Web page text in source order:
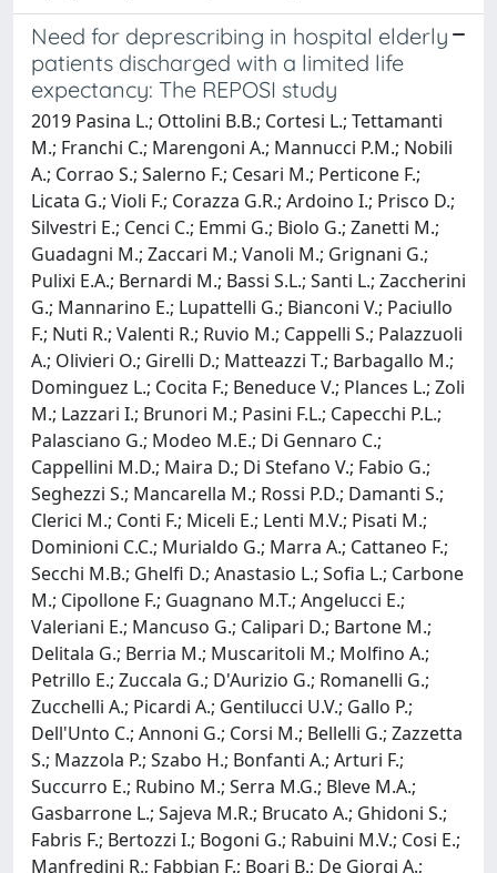
Need for deprescribing in hospital elderly
patients discharged with a limited life
expectancy: The REPOSI study
2019 Pasina L.; Ottolini B.B.; Cortesi L.; Tettamanti
M.; Franchi C.; Marengoni A.; Mannucci P.M.; Nobili
A.; Corrao S.; Salerno F.; Cesari M.; Perticone F.;
Licata G.; Violi F.; Corazza G.R.; Ardoino I.; Prisco D.;
Silvestri E.; Cenci C.; Emmi G.; Biolo G.; Zanetti M.;
Guadagni M.; Zaccari M.; Vanoli M.; Grignani G.;
Pulixi E.A.; Bernardi M.; Bassi S.L.; Santi L.; Zaccherini
G.; Mannarino E.; Lupattelli G.; Bianconi V.; Paciullo
F.; Nuti R.; Valenti R.; Ruvio M.; Cappelli S.; Palazzuoli
A.; Olivieri O.; Girelli D.; Matteazzi T.; Barbagallo M.;
Dominguez L.; Cocita F.; Beneduce V.; Plances L.; Zoli
M.; Lazzari I.; Brunori M.; Pasini F.L.; Capecchi P.L.;
Palasciano G.; Modeo M.E.; Di Gennaro C.;
Cappellini M.D.; Maira D.; Di Stefano V.; Fabio G.;
Seghezzi S.; Mancarella M.; Rossi P.D.; Damanti S.;
Clerici M.; Conti F.; Miceli E.; Lenti M.V.; Pisati M.;
Dominioni C.C.; Murialdo G.; Marra A.; Cattaneo F.;
Secchi M.B.; Ghelfi D.; Anastasio L.; Sofia L.; Carbone
M.; Cipollone F.; Guagnano M.T.; Angelucci E.;
Valeriani E.; Mancuso G.; Calipari D.; Bartone M.;
Delitala G.; Berria M.; Muscaritoli M.; Molfino A.;
Petrillo E.; Zuccala G.; D'Aurizio G.; Romanelli G.;
Zucchelli A.; Picardi A.; Gentilucci U.V.; Gallo P.;
Dell'Unto C.; Annoni G.; Corsi M.; Bellelli G.; Zazzetta
S.; Mazzola P.; Szabo H.; Bonfanti A.; Arturi F.;
Succurro E.; Rubino M.; Serra M.G.; Bleve M.A.;
Gasbarrone L.; Sajeva M.R.; Brucato A.; Ghidoni S.;
Fabris F.; Bertozzi I.; Bogoni G.; Rabuini M.V.; Cosi E.;
Manfredini R.; Fabbian F.; Boari B.; De Giorgi A.;